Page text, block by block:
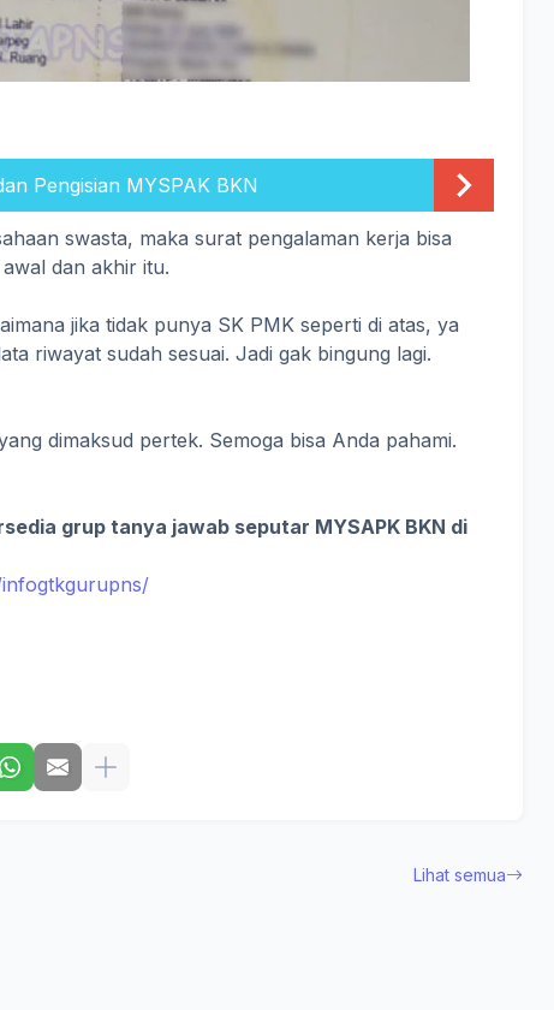
Pengisian MYSPAK BKN
swasta, maka surat pengalaman kerja bisa
dan akhir itu.
jika tidak punya SK PMK seperti di atas, ya
riwayat sudah sesuai. Jadi gak bingung lagi.
dimaksud pertek. Semoga bisa Anda pahami.
grup tanya jawab seputar MYSAPK BKN di
Lihat semua